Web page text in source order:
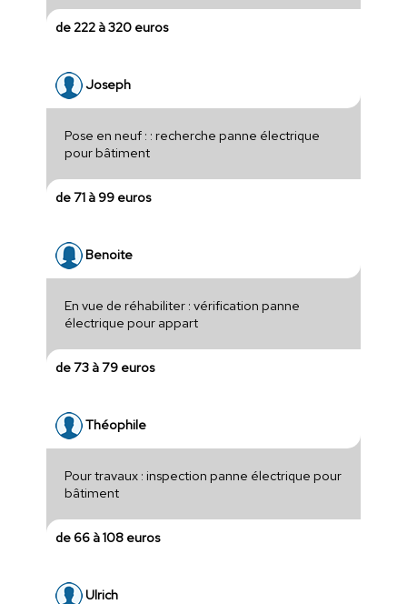
de 222 à 320 euros
Joseph
Pose en neuf : : recherche panne électrique
pour bâtiment
de 71 à 99 euros
Benoite
En vue de réhabiliter : vérification panne
électrique pour appart
de 73 à 79 euros
Théophile
Pour travaux : inspection panne électrique pour
bâtiment
de 66 à 108 euros
Ulrich